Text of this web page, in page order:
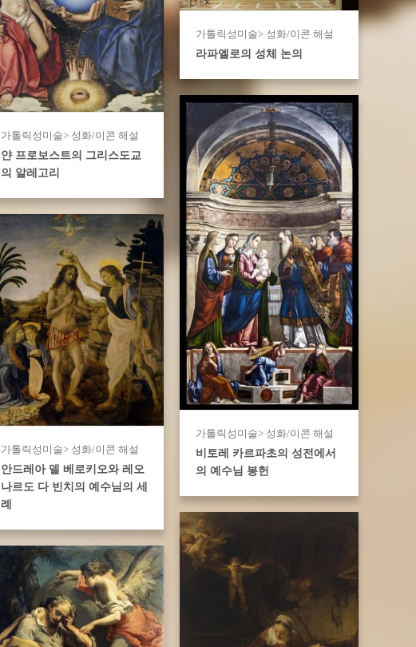
가톨릭성미술> 성화/이콘 해설
얀 프로보스트의 그리스도교
의 알레고리
가톨릭성미술> 성화/이콘 해설
라파엘로의 성체 논의
가톨릭성미술> 성화/이콘 해설
비토레 카르파초의 성전에서
의 예수님 봉헌
가톨릭성미술> 성화/이콘 해설
안드레아 델 베로키오와 레오
나르도 다 빈치의 예수님의 세
례